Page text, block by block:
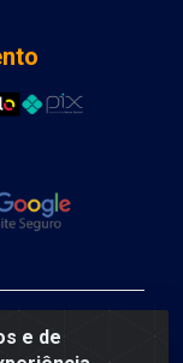
e de
LTDA - AV
Humildes,